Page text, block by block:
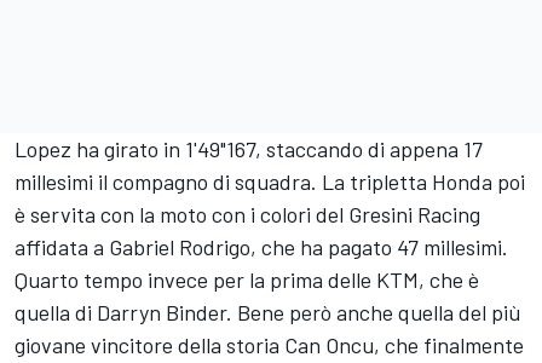
Lopez ha girato in 1'49"167, staccando di appena 17
millesimi il compagno di squadra. La tripletta Honda poi
è servita con la moto con i colori del Gresini Racing
affidata a Gabriel Rodrigo, che ha pagato 47 millesimi.
Quarto tempo invece per la prima delle KTM, che è
quella di Darryn Binder. Bene però anche quella del più
giovane vincitore della storia Can Oncu, che finalmente